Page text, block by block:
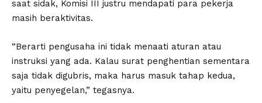
saat sidak, Komisi III justru mendapati para pekerja
masih beraktivitas.
“Berarti pengusaha ini tidak menaati aturan atau
instruksi yang ada. Kalau surat penghentian sementara
saja tidak digubris, maka harus masuk tahap kedua,
yaitu penyegelan,” tegasnya.